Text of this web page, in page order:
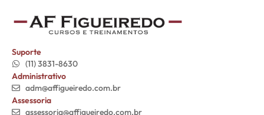
Suporte
(11) 3831-8630
Administrativo
adm@affigueiredo.com.br
Assessoria
assessoria@affigueiredo.com.br